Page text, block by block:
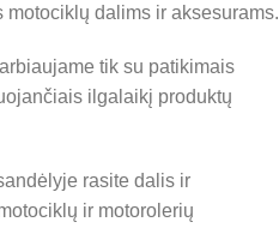
dalims ir aksesurams.
tik su patikimais
ilgalaikį produktų
rasite dalis ir
ir motorolerių